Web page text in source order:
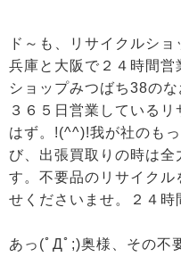
ド～も、リサイクルショ
兵庫と大阪で２４時間
ショップみつばち38の
３６５日営業している
はず。!(^^)!我が社のも
び、出張買取りの時は全
す。不要品のリサイク
せくださいませ。２４時
あっ(ﾟДﾟ;)奥様、その不